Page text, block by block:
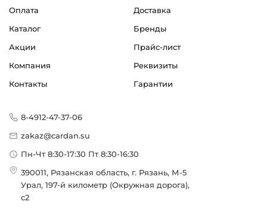
Оплата
Доставка
Каталог
Бренды
Акции
Прайс-лист
Компания
Реквизиты
Контакты
Гарантии
8-4912-47-37-06
zakaz@cardan.su
Пн-Чт 8:30-17:30 Пт 8:30-16:30
390011, Рязанская область, г. Рязань, М-5
Урал, 197-й километр (Окружная дорога),
с2